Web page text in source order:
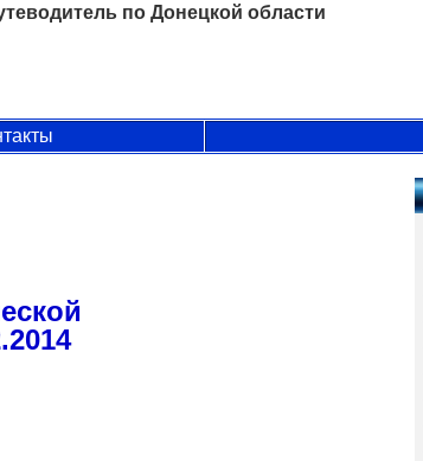
по Донецкой области